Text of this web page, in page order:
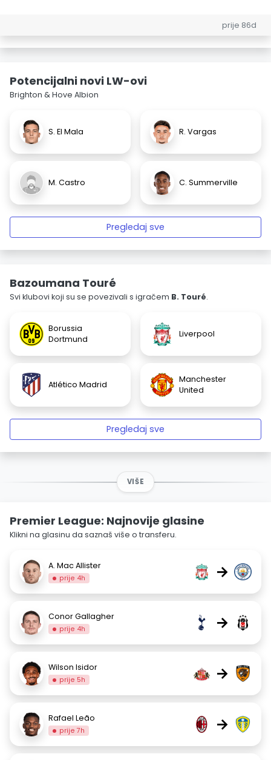
prije 86d
Potencijalni novi LW-ovi
Brighton & Hove Albion
S. El Mala R. Vargas
M. Castro C. Summerville
Pregledaj sve
Bazoumana Touré
Svi klubovi koji su se povezivali s igračem B. Touré.
Borussia
Dortmund
Liverpool
Atlético Madrid
Manchester
United
Pregledaj sve
VIŠE
Premier League: Najnovije glasine
Klikni na glasinu da saznaš više o transferu.
A. Mac Allister
prije 4h →
Conor Gallagher
prije 4h →
Wilson Isidor
prije 5h →
Rafael Leão
prije 7h →